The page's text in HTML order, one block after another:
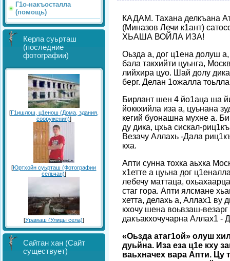
Г1о-накъосталла
(помощь)
Керла суьрташ
(последние
фотографии)
[Г1ишлош, ц1енош (Дома, здания,
сооружения)]
[Юртхойн суьрташ (Фотографии
сельчан)]
[Урамаш (Улицы села)]
Сайтан хан (Сайт
существует)
КАДАМ. Тахана делкъана
(Миназов Лечи к1ант)
ХЬАША ВОЙЛА ИЗА!
Оьзда а, дог ц1ена долуш
бала такхийти цуьнга,
лийхира цуо. Шай долу
берг. Делан 1ожалла
Бирлант шен 4 йо1аца ша
йоккхийла иза а, цуьнана
кегий буонашна мухне а.
ду дика, цхьа сискал-
Везачу Аллахь -Дала
кха.
Апти сунна тохка аьхка
х1етте а цуьна дог
лебечу маттаца,
стаг гора. Апти ялсмане
хетта, делахь а, Аллах1 ву
кхочу шена воьвзаш-
дакъакхочучарна Аллах1 -
«Оьзда атаг1ой» олуш
дуьйна. Иза еза ц1е кху
ваьхначех вара Апти. Цу